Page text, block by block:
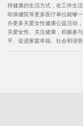
持健康的生活方式，在工作生
幼保健院等更多医疗单位能够
办更多关爱女性健康公益活动
关爱女性、关注健康，积极参
平、促进家庭幸福、社会和谐